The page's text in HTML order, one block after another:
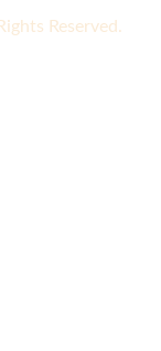
Reserved.